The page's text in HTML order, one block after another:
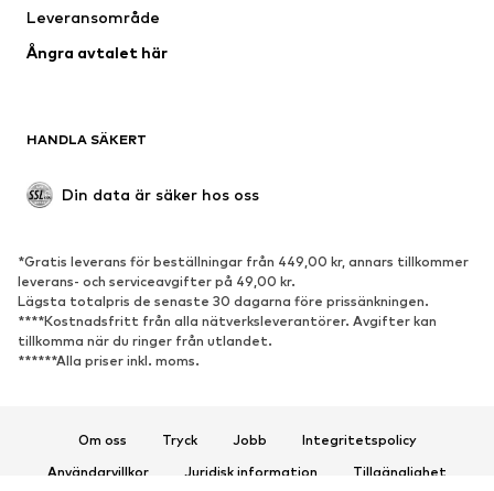
Kappor
Badkläder
Tillfällen
Upcycling
Populärt
Sneakers
Stövletter
Pumps & högklackade skor
Stövlar
Sandaler
Pantoletter
Inneskor
Exklusiv
Leveransområde
Ångra avtalet här
HANDLA SÄKERT
Din data är säker hos oss
*Gratis leverans för beställningar från 449,00 kr, annars tillkommer
leverans- och serviceavgifter på 49,00 kr.
Lägsta totalpris de senaste 30 dagarna före prissänkningen.
****Kostnadsfritt från alla nätverksleverantörer. Avgifter kan
tillkomma när du ringer från utlandet.
******Alla priser inkl. moms.
Om oss Tryck Jobb
Integritetspolicy
Användarvillkor
Juridisk information Tillgänglighet